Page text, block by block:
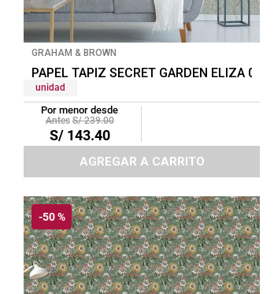
GRAHAM & BROWN
PAPEL TAPIZ SECRET GARDEN ELIZA
unidad
Por menor desde
S/ 239.00
S/ 143.40
AGREGAR A CARRITO
-50 %